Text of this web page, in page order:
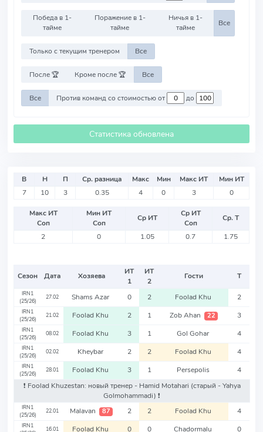
Победа в 1-
тайме
Поражение в 1-
тайме
Ничья в 1-
тайме
Все
Только с текущим тренером Все
После 🏆 Кроме после 🏆 Все
Все Против команд со стоимостью от до
Статистика обновлена
В Н П Ср. разница Макс Мин Макс ИТ
Мин ИТ
7
10 3 0.35 4 0 3 0
Макс ИТ
Соп
Мин ИТ
Соп
Ср ИТ
Ср ИТ
Соп
Ср. Т
2
0 1.05 0.7 1.75
Сезон Дата Хозяева
ИТ
1
ИТ
2
Гости Т
IRN1
(25/26)
27.02 Shams Azar 0 2 Foolad Khu 2
IRN1
(25/26)
21.02 Foolad Khu 2 1 Zob Ahan 22 3
IRN1
(25/26)
08.02 Foolad Khu 3 1 Gol Gohar 4
IRN1
(25/26)
02.02 Kheybar 2 2 Foolad Khu 4
IRN1
(25/26)
28.01 Foolad Khu 3 1 Persepolis
4
❗️ Foolad Khuzestan: новый тренер - Hamid Motahari (старый - Yahya
Golmohammadi) ❗️
IRN1
(25/26)
22.01 Malavan 87 2 2 Foolad Khu 4
IRN1
16.01 Foolad Khu 0 0 Chadormalu 0